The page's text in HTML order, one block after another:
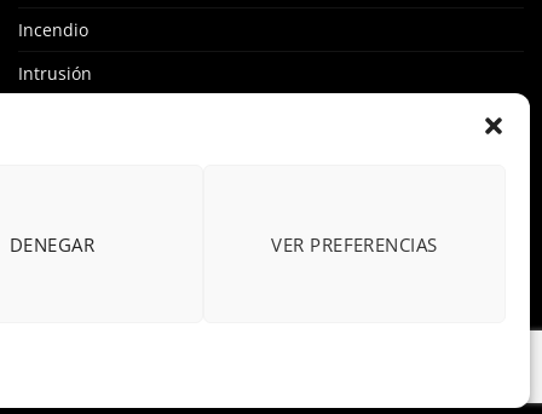
DENEGAR VER PREFERENCIAS
Incendio
Intrusión
Videovigilancia